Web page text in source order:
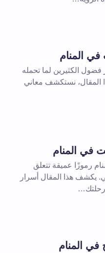
المنام
الكثيرين لما تحمله
المقال، نستكشف معاني
في المنام
رموزًا عميقة تتعلق
يكشف هذا المقال أسرار
المنام